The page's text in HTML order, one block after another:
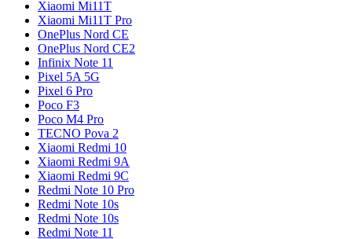
Xiaomi Mi11T
Xiaomi Mi11T Pro
OnePlus Nord CE
OnePlus Nord CE2
Infinix Note 11
Pixel 5A 5G
Pixel 6 Pro
Poco F3
Poco M4 Pro
TECNO Pova 2
Xiaomi Redmi 10
Xiaomi Redmi 9A
Xiaomi Redmi 9C
Redmi Note 10 Pro
Redmi Note 10s
Redmi Note 10s
Redmi Note 11